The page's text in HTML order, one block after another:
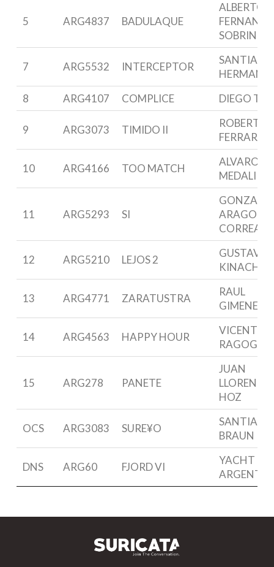
5 ARG4837 BADULAQUE
ALBERTO
SOBRINO
7 ARG5532 INTERCEPTOR
SANTIAGO
HERMANN
8
ARG4107 COMPLICE DIEGO
9 ARG3073 TIMIDO II
ROBERTO
FERRARIO
10 ARG4166 TOO MATCH
ALVARO M
MEDALI
11 ARG5293 SI
GONZALO
ARAGON
CORREA
12 ARG5210 LEJOS 2
GUSTAVO
KINACH
13 ARG4771 ZARATUSTRA
RAUL
GIMENEZ
14 ARG4563 HAPPY HOUR
VICENTE
15 ARG278 PANETE
JUAN
LLORENTE
HOZ
OCS ARG3083 SURE¥O
SANTIAGO
BRAUN
DNS ARG60 FJORD VI
YACHT